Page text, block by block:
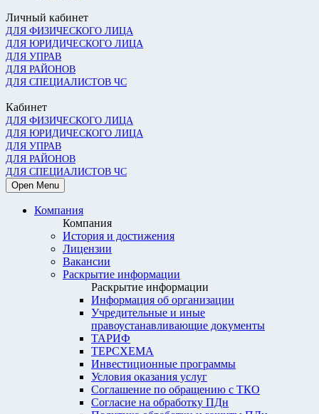
Личный кабинет
ДЛЯ ФИЗИЧЕСКОГО ЛИЦА
ДЛЯ ЮРИДИЧЕСКОГО ЛИЦА
ДЛЯ УПРАВ
ДЛЯ РАЙОНОВ
ДЛЯ СПЕЦИАЛИСТОВ ЧС
Кабинет
ДЛЯ ФИЗИЧЕСКОГО ЛИЦА
ДЛЯ ЮРИДИЧЕСКОГО ЛИЦА
ДЛЯ УПРАВ
ДЛЯ РАЙОНОВ
ДЛЯ СПЕЦИАЛИСТОВ ЧС
Open Menu
Компания
Компания
История и достижения
Лицензии
Вакансии
Раскрытие информации
Раскрытие информации
Информация об организации
Учредительные и иные
правоустанавливающие документы
ТАРИФ
ТЕРСХЕМА
Инвестиционные программы
Условия оказания услуг
Соглашение по обращению с ТКО
Согласие на обработку ПДн